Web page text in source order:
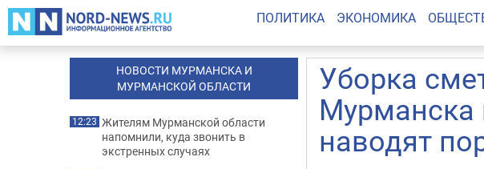
ПОЛИТИКА ЭКОНОМИКА
Уборка
Мурманска
наводят
НОВОСТИ МУРМАНСКА И
МУРМАНСКОЙ ОБЛАСТИ
12:23 Жителям Мурманской области
напомнили, куда звонить в
экстренных случаях